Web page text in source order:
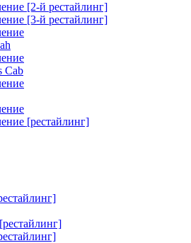
[2-й рестайлинг]
[3-й рестайлинг]
Cab
[рестайлинг]